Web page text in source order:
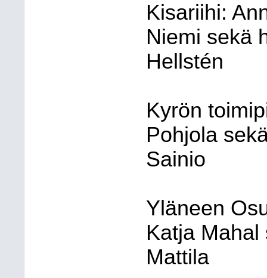
Kisariihi:
Niemi sekä
Hellstén
Kyrön
Pohjola
Sainio
Yläneen
Katja
Mattila